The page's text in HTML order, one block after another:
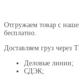
Отгружаем товар с
бесплатно.
Доставляем груз через
Деловые линии;
СДЭК;